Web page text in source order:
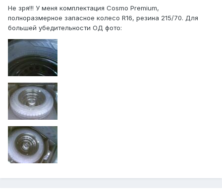
Не зря!!! У меня комплектация Cosmo Premium,
полноразмерное запасное колесо R16, резина 215/70. Для
большей убедительности ОД фото: